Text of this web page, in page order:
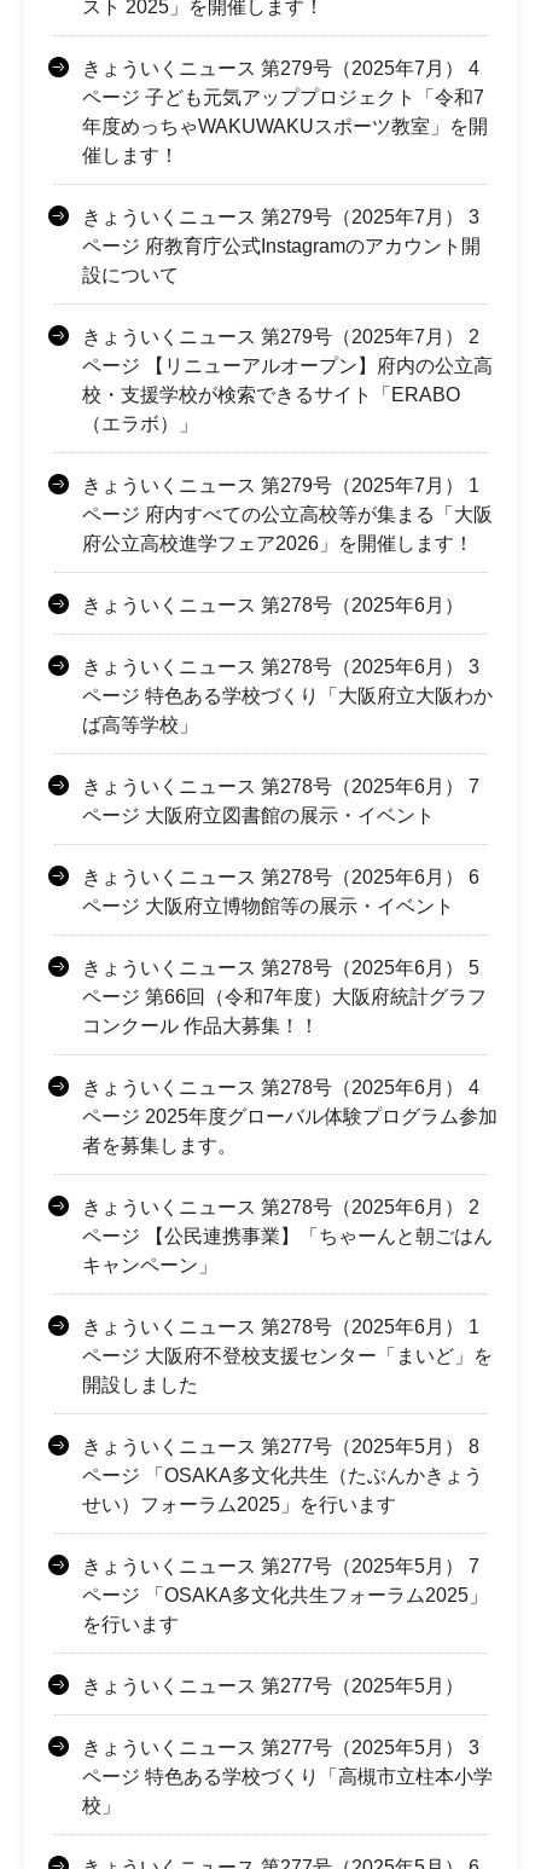
スト 2025」を開催します！
きょういくニュース 第279号（2025年7月） 4
ページ 子ども元気アッププロジェクト「令和7
年度めっちゃWAKUWAKUスポーツ教室」を開
催します！
きょういくニュース 第279号（2025年7月） 3
ページ 府教育庁公式Instagramのアカウント開
設について
きょういくニュース 第279号（2025年7月） 2
ページ 【リニューアルオープン】府内の公立高
校・支援学校が検索できるサイト「ERABO
（エラボ）」
きょういくニュース 第279号（2025年7月） 1
ページ 府内すべての公立高校等が集まる「大阪
府公立高校進学フェア2026」を開催します！
きょういくニュース 第278号（2025年6月）
きょういくニュース 第278号（2025年6月） 3
ページ 特色ある学校づくり「大阪府立大阪わか
ば高等学校」
きょういくニュース 第278号（2025年6月） 7
ページ 大阪府立図書館の展示・イベント
きょういくニュース 第278号（2025年6月） 6
ページ 大阪府立博物館等の展示・イベント
きょういくニュース 第278号（2025年6月） 5
ページ 第66回（令和7年度）大阪府統計グラフ
コンクール 作品大募集！！
きょういくニュース 第278号（2025年6月） 4
ページ 2025年度グローバル体験プログラム参加
者を募集します。
きょういくニュース 第278号（2025年6月） 2
ページ 【公民連携事業】「ちゃーんと朝ごはん
キャンペーン」
きょういくニュース 第278号（2025年6月） 1
ページ 大阪府不登校支援センター「まいど」を
開設しました
きょういくニュース 第277号（2025年5月） 8
ページ 「OSAKA多文化共生（たぶんかきょう
せい）フォーラム2025」を行います
きょういくニュース 第277号（2025年5月） 7
ページ 「OSAKA多文化共生フォーラム2025」
を行います
きょういくニュース 第277号（2025年5月）
きょういくニュース 第277号（2025年5月） 3
ページ 特色ある学校づくり「高槻市立柱本小学
校」